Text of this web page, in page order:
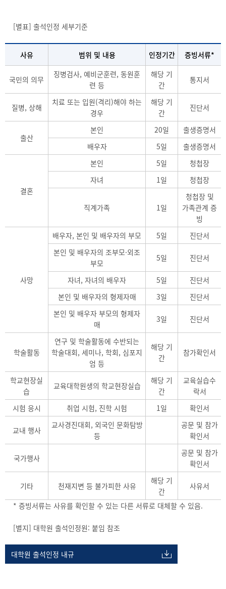
[별표] 출석인정 세부기준
사유 범위 및 내용 인정기간 증빙서류*
국민의 의무
징병검사, 예비군훈련, 동원훈
련 등
해당 기
간
통지서
질병, 상해
치료 또는 입원(격리)해야 하는
경우
해당 기
간
진단서
출산
본인 20일
출생증명서
배우자
5일 출생증명서
결혼
본인 5일
청첩장
자녀
1일 청첩장
직계가족 1일
청첩장 및
가족관계 증
빙
사망
배우자, 본인 및 배우자의 부모 5일
진단서
본인 및 배우자의 조부모·외조
부모
5일 진단서
자녀, 자녀의 배우자 5일
진단서
본인 및 배우자의 형제자매
3일
진단서
본인 및 배우자 부모의 형제자
매
3일 진단서
학술활동
연구 및 학술활동에 수반되는
학술대회, 세미나, 학회, 심포지
엄 등
해당 기
간
참가확인서
학교현장실
습
교육대학원생의 학교현장실습
해당 기
간
교육실습수
락서
시험 응시
취업 시험, 진학 시험 1일 확인서
교내 행사
교사경진대회, 외국인 문화탐방
등
공문 및 참가
확인서
국가행사
공문 및 참가
확인서
기타 천재지변 등 불가피한 사유
해당 기
간
사유서
* 증빙서류는 사유를 확인할 수 있는 다른 서류로 대체할 수 있음.
[별지] 대학원 출석인정원: 붙임 참조
대학원 출석인정 내규